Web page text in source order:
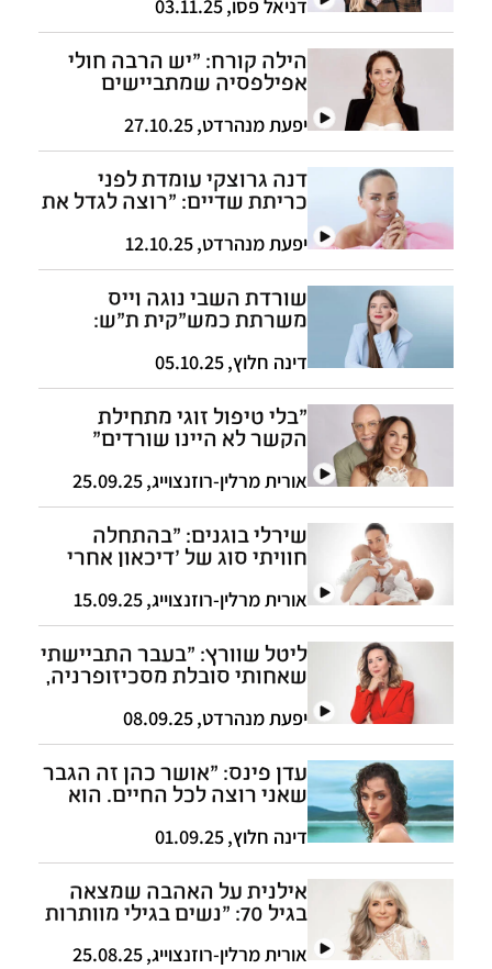
דניאל פסו,
03.11.25
הילה קורח: "יש הרבה חולי
אפילפסיה שמתביישים
יפעת מנהרדט,
27.10.25
דנה גרוצקי עומדת לפני
כריתת שדיים: "רוצה לגדל את
יפעת מנהרדט,
12.10.25
שורדת השבי נוגה וייס
משרתת כמש"קית ת"ש:
עוזר לי"
דינה חלוץ,
05.10.25
"בלי טיפול זוגי מתחילת
הקשר לא היינו שורדים"
אורית מרלין-רוזנצוייג,
25.09.25
שירלי בוגנים: "בהתחלה
חוויתי סוג של 'דיכאון אחרי
לידה', היום אני רוצה עוד ילד"
אורית מרלין-רוזנצוייג,
15.09.25
ליטל שוורץ: "בעבר התביישתי
שאחותי סובלת מסכיזופרניה,
יפעת מנהרדט,
08.09.25
עדן פינס: "אושר כהן זה הגבר
שאני רוצה לכל החיים. הוא
דינה חלוץ,
01.09.25
אילנית על האהבה שמצאה
בגיל 70: "נשים בגילי מוותרות
אורית מרלין-רוזנצוייג,
25.08.25